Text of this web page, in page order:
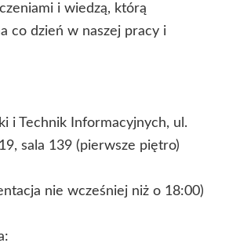
i wiedzą, którą
co dzień w naszej pracy i
i Technik Informacyjnych, ul.
sala 139 (pierwsze piętro)
nie wcześniej niż o 18:00)